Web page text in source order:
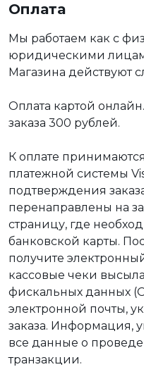
Оплата
Мы работаем как с
юридическими
Магазина действуют
Оплата картой
заказа 300 рублей.
К оплате
платежной системы
подтверждения
перенаправлены на
страницу, где
банковской карты.
получите
кассовые чеки
фискальных данных
электронной почты,
заказа. Информация,
все данные о
транзакции.